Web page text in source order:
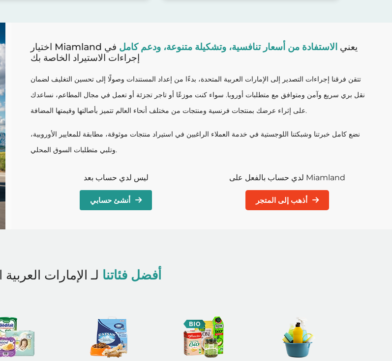
اختيار Miamland يعني الاستفادة من أسعار تنافسية، وتشكيلة متنوعة، ودعم كامل في
إجراءات الاستيراد الخاصة بك
تتقن فرقنا إجراءات التصدير إلى الإمارات العربية المتحدة، بدءًا من إعداد المستندات وصولًا إلى تحسين التغليف لضمان
نقل بري سريع وآمن ومتوافق مع متطلبات أوروبا. سواء كنت موزعًا أو تاجر تجزئة أو تعمل في مجال المطاعم، نساعدك
على إثراء عرضك بمنتجات فرنسية ومنتجات من مختلف أنحاء العالم تتميز بأصالتها وقيمتها المضافة.
نضع كامل خبرتنا وشبكتنا اللوجستية في خدمة العملاء الراغبين في استيراد منتجات موثوقة، مطابقة للمعايير الأوروبية،
وتلبي متطلبات السوق المحلي.
ليس لدي حساب بعد
أنشئ حسابي
لدي حساب بالفعل على Miamland
أذهب إلى المتجر
أفضل فئاتنا لـ الإمارات